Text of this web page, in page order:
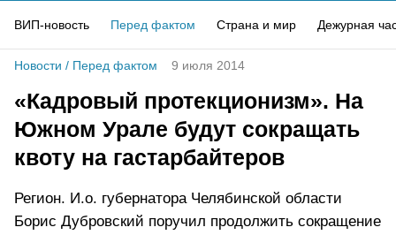
ВИП-новость Перед фактом Страна и мир Дежурная
Новости / Перед фактом 9 июля 2014
«Кадровый протекционизм». На
Южном Урале будут сокращать
квоту на гастарбайтеров
Регион. И.о. губернатора Челябинской области
Борис Дубровский поручил продолжить сокращение